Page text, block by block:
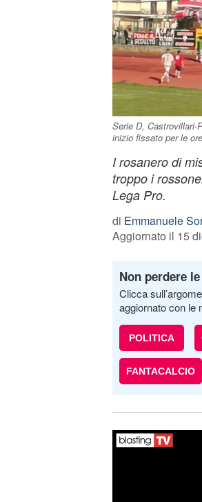
Serie D, Castrovillari-
inizio fissato per le
I rosanero di
troppo i
Lega Pro.
di Emmanuele
Aggiornato il 15
Non perdere
Clicca
aggiornato con le
POLITICA
FANTACALCIO